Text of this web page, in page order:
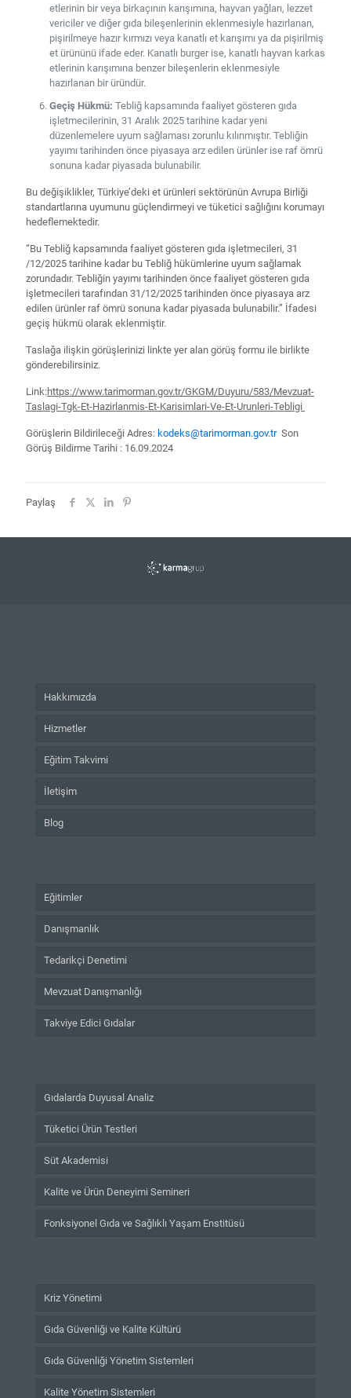
etlerinin bir veya birkaçının karışımına, hayvan yağları, lezzet
vericiler ve diğer gıda bileşenlerinin eklenmesiyle hazırlanan,
pişirilmeye hazır kırmızı veya kanatlı et karışımı ya da pişirilmiş
et ürününü ifade eder. Kanatlı burger ise, kanatlı hayvan karkas
etlerinin karışımına benzer bileşenlerin eklenmesiyle
hazırlanan bir üründür.
Geçiş Hükmü: Tebliğ kapsamında faaliyet gösteren gıda
işletmecilerinin, 31 Aralık 2025 tarihine kadar yeni
düzenlemelere uyum sağlaması zorunlu kılınmıştır. Tebliğin
yayımı tarihinden önce piyasaya arz edilen ürünler ise raf ömrü
sonuna kadar piyasada bulunabilir.
Bu değişiklikler, Türkiye’deki et ürünleri sektörünün Avrupa Birliği
standartlarına uyumunu güçlendirmeyi ve tüketici sağlığını korumayı
hedeflemektedir.
“Bu Tebliğ kapsamında faaliyet gösteren gıda işletmecileri, 31
/12/2025 tarihine kadar bu Tebliğ hükümlerine uyum sağlamak
zorundadır. Tebliğin yayımı tarihinden önce faaliyet gösteren gıda
işletmecileri tarafından 31/12/2025 tarihinden önce piyasaya arz
edilen ürünler raf ömrü sonuna kadar piyasada bulunabilir.” İfadesi
geçiş hükmü olarak eklenmiştir.
Taslağa ilişkin görüşlerinizi linkte yer alan görüş formu ile birlikte
gönderebilirsiniz.
Link:https://www.tarimorman.gov.tr/GKGM/Duyuru/583/Mevzuat-
Taslagi-Tgk-Et-Hazirlanmis-Et-Karisimlari-Ve-Et-Urunleri-Tebligi
Görüşlerin Bildirileceği Adres: kodeks@tarimorman.gov.tr​ Son
Görüş Bildirme Tarihi : 16.09.2024
Paylaş
Hakkımızda
Hizmetler
Eğitim Takvimi
İletişim
Blog
Eğitimler
Danışmanlık
Tedarikçi Denetimi
Mevzuat Danışmanlığı
Takviye Edici Gıdalar
Gıdalarda Duyusal Analiz
Tüketici Ürün Testleri
Süt Akademisi
Kalite ve Ürün Deneyimi Semineri
Fonksiyonel Gıda ve Sağlıklı Yaşam Enstitüsü
Kriz Yönetimi
Gıda Güvenliği ve Kalite Kültürü
Gıda Güvenliği Yönetim Sistemleri
Kalite Yönetim Sistemleri